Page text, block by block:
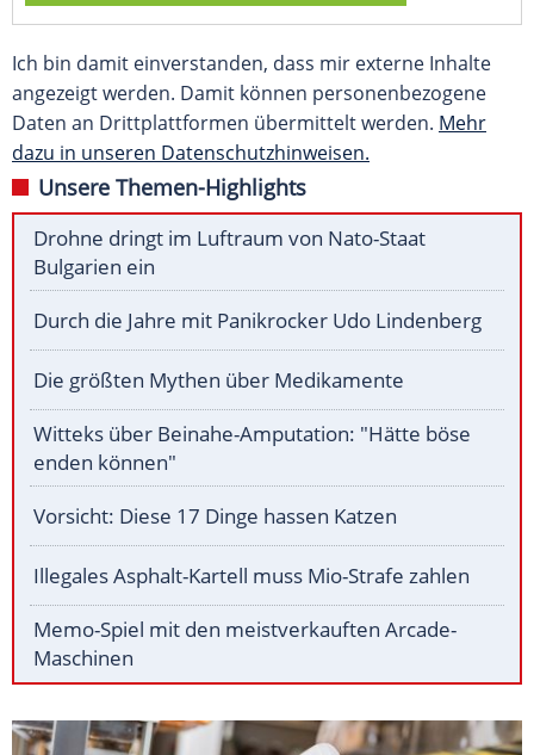
Ich bin damit einverstanden, dass mir externe Inhalte
angezeigt werden. Damit können personenbezogene
Daten an Drittplattformen übermittelt werden. Mehr
dazu in unseren Datenschutzhinweisen.
Unsere Themen-Highlights
Drohne dringt im Luftraum von Nato-Staat
Bulgarien ein
Durch die Jahre mit Panikrocker Udo Lindenberg
Die größten Mythen über Medikamente
Witteks über Beinahe-Amputation: "Hätte böse
enden können"
Vorsicht: Diese 17 Dinge hassen Katzen
Illegales Asphalt-Kartell muss Mio-Strafe zahlen
Memo-Spiel mit den meistverkauften Arcade-
Maschinen